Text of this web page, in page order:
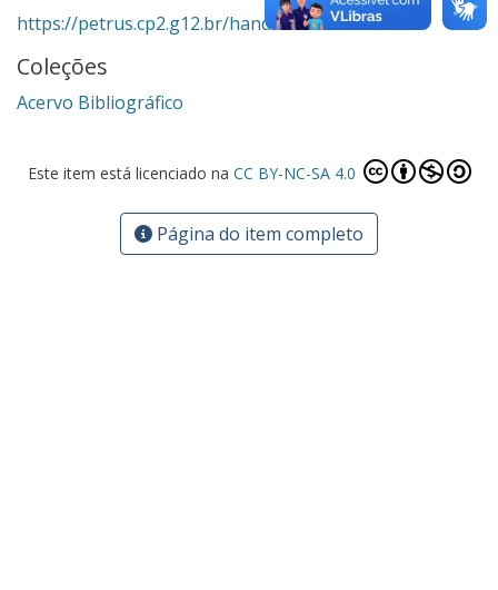
https://petrus.cp2.g12.br/handle/123456789/3531
Coleções
Acervo Bibliográfico
Este item está licenciado na CC BY-NC-SA 4.0
Página do item completo